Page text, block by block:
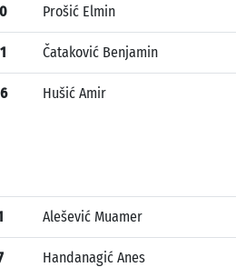
Prošić Elmin
Čataković Benjamin
Hušić Amir
Alešević Muamer
Handanagić Anes